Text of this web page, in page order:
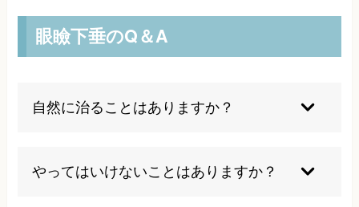
眼瞼下垂のQ＆A
自然に治ることはありますか？
は医療機関での対応が必要です。
やってはいけないことはありますか？